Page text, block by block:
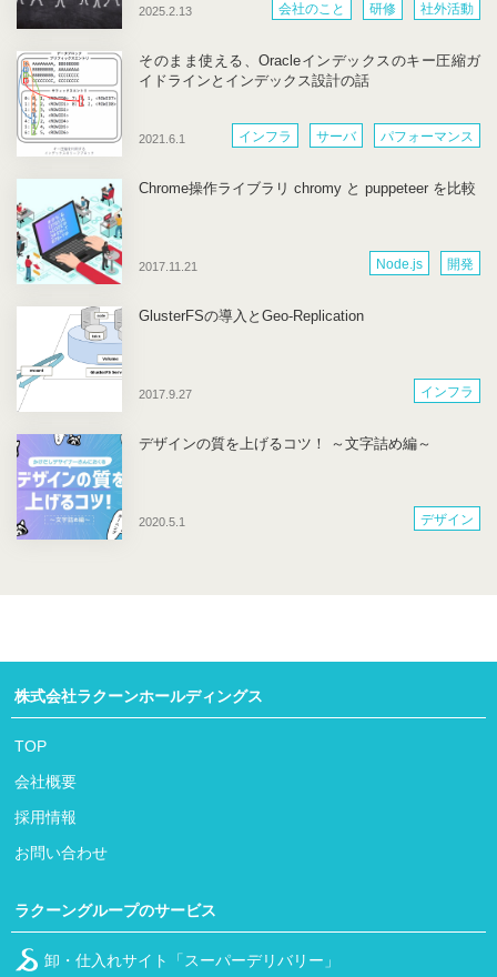
2025.2.13 会社のこと 研修 社外活動
2021.6.1
そのまま使える、Oracleインデックスのキー圧縮ガ
イドラインとインデックス設計の話
インフラ サーバ パフォーマンス
2017.11.21
Chrome操作ライブラリ chromy と puppeteer を比較
Node.js 開発
2017.9.27
GlusterFSの導入とGeo-Replication
インフラ
2020.5.1
デザインの質を上げるコツ！ ～文字詰め編～
デザイン
株式会社ラクーンホールディングス
TOP
会社概要
採用情報
お問い合わせ
ラクーングループのサービス
卸・仕入れサイト「スーパーデリバリー」